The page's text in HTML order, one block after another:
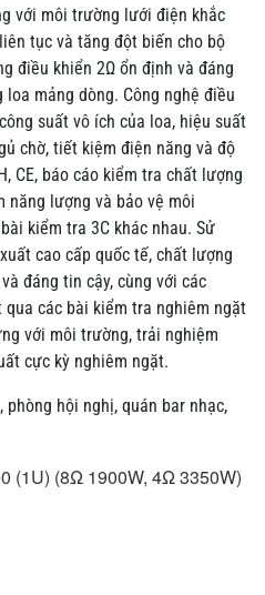
với môi trường lưới điện khắc
tục và tăng đột biến cho bộ
điều khiển 2Ω ổn định và đáng
mảng dòng. Công nghệ điều
suất vô ích của loa, hiệu suất
chờ, tiết kiệm điện năng và độ
CE, báo cáo kiểm tra chất lượng
năng lượng và bảo vệ môi
kiểm tra 3C khác nhau. Sử
cao cấp quốc tế, chất lượng
đáng tin cậy, cùng với các
các bài kiểm tra nghiêm ngặt
với môi trường, trải nghiệm
cực kỳ nghiêm ngặt.
phòng hội nghị, quán bar nhạc,
(1U) (8Ω 1900W, 4Ω 3350W)